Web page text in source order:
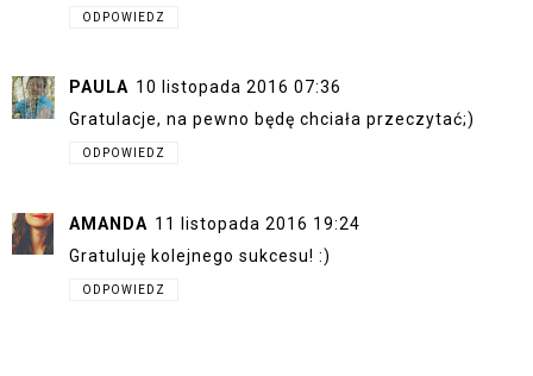
ODPOWIEDZ
PAULA 10 listopada 2016 07:36
Gratulacje, na pewno będę chciała przeczytać;)
ODPOWIEDZ
AMANDA 11 listopada 2016 19:24
Gratuluję kolejnego sukcesu! :)
ODPOWIEDZ